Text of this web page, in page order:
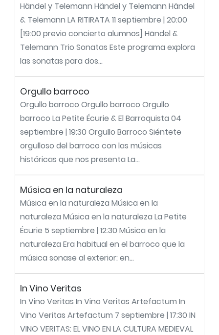
Händel y Telemann Händel y Telemann Händel
& Telemann LA RITIRATA 11 septiembre | 20:00
[19:00 previo concierto alumnos] Händel &
Telemann Trio Sonatas Este programa explora
las sonatas para dos...
Orgullo barroco
Orgullo barroco Orgullo barroco Orgullo
barroco La Petite Écurie & El Barroquista 04
septiembre | 19:30 Orgullo Barroco Siéntete
orgulloso del barroco con las músicas
históricas que nos presenta La...
Música en la naturaleza
Música en la naturaleza Música en la
naturaleza Música en la naturaleza La Petite
Écurie 5 septiembre | 12:30 Música en la
naturaleza Era habitual en el barroco que la
música sonase al exterior: en...
In Vino Veritas
In Vino Veritas In Vino Veritas Artefactum In
Vino Veritas Artefactum 7 septiembre | 17:30 IN
VINO VERITAS: EL VINO EN LA CULTURA MEDIEVAL